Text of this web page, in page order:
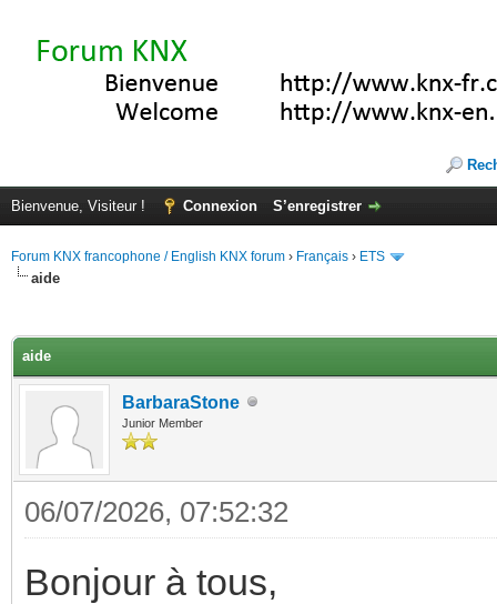
Bienvenue, Visiteur ! Connexion S’enregistrer
Forum KNX francophone / English KNX forum › Français › ETS
aide
aide
BarbaraStone
Junior Member
06/07/2026, 07:52:32
Bonjour à tous,